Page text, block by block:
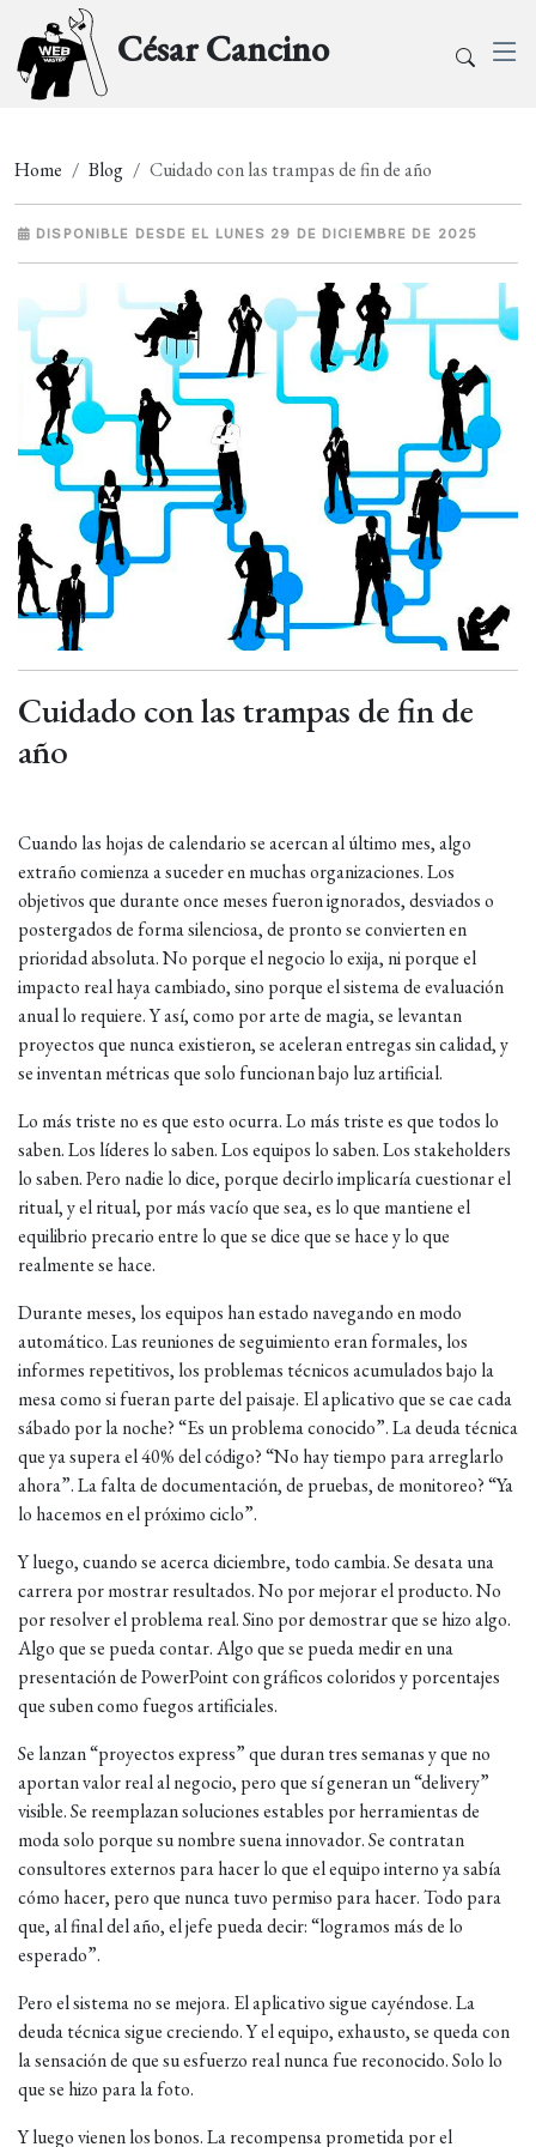
César Cancino
Home Blog Cuidado con las trampas de fin de año
DISPONIBLE DESDE EL LUNES 29 DE DICIEMBRE DE 2025
Cuidado con las trampas de fin de
año
Cuando las hojas de calendario se acercan al último mes, algo
extraño comienza a suceder en muchas organizaciones. Los
objetivos que durante once meses fueron ignorados, desviados o
postergados de forma silenciosa, de pronto se convierten en
prioridad absoluta. No porque el negocio lo exija, ni porque el
impacto real haya cambiado, sino porque el sistema de evaluación
anual lo requiere. Y así, como por arte de magia, se levantan
proyectos que nunca existieron, se aceleran entregas sin calidad, y
se inventan métricas que solo funcionan bajo luz artificial.
Lo más triste no es que esto ocurra. Lo más triste es que todos lo
saben. Los líderes lo saben. Los equipos lo saben. Los stakeholders
lo saben. Pero nadie lo dice, porque decirlo implicaría cuestionar el
ritual, y el ritual, por más vacío que sea, es lo que mantiene el
equilibrio precario entre lo que se dice que se hace y lo que
realmente se hace.
Durante meses, los equipos han estado navegando en modo
automático. Las reuniones de seguimiento eran formales, los
informes repetitivos, los problemas técnicos acumulados bajo la
mesa como si fueran parte del paisaje. El aplicativo que se cae cada
sábado por la noche? “Es un problema conocido”. La deuda técnica
que ya supera el 40% del código? “No hay tiempo para arreglarlo
ahora”. La falta de documentación, de pruebas, de monitoreo? “Ya
lo hacemos en el próximo ciclo”.
Y luego, cuando se acerca diciembre, todo cambia. Se desata una
carrera por mostrar resultados. No por mejorar el producto. No
por resolver el problema real. Sino por demostrar que se hizo algo.
Algo que se pueda contar. Algo que se pueda medir en una
presentación de PowerPoint con gráficos coloridos y porcentajes
que suben como fuegos artificiales.
Se lanzan “proyectos express” que duran tres semanas y que no
aportan valor real al negocio, pero que sí generan un “delivery”
visible. Se reemplazan soluciones estables por herramientas de
moda solo porque su nombre suena innovador. Se contratan
consultores externos para hacer lo que el equipo interno ya sabía
cómo hacer, pero que nunca tuvo permiso para hacer. Todo para
que, al final del año, el jefe pueda decir: “logramos más de lo
esperado”.
Pero el sistema no se mejora. El aplicativo sigue cayéndose. La
deuda técnica sigue creciendo. Y el equipo, exhausto, se queda con
la sensación de que su esfuerzo real nunca fue reconocido. Solo lo
que se hizo para la foto.
Y luego vienen los bonos. La recompensa prometida por el